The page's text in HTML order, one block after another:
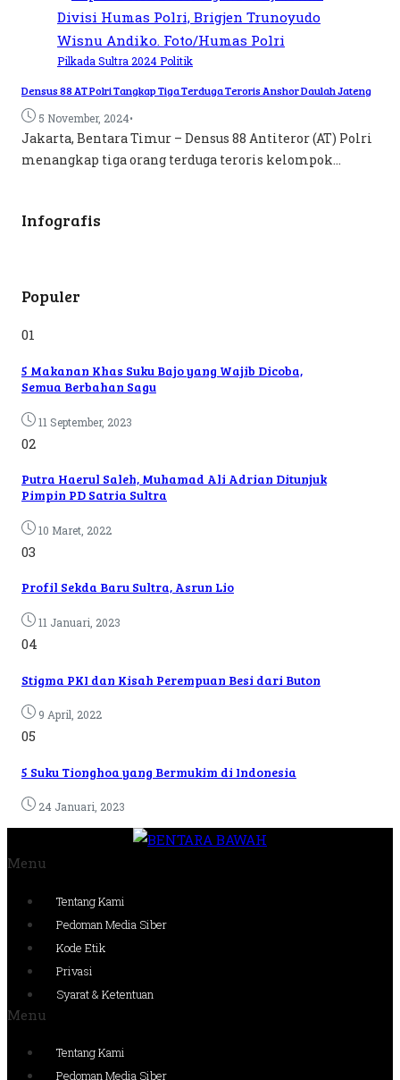
Pilkada Sultra 2024Politik
Densus 88 AT Polri Tangkap Tiga Terduga Teroris Anshor Daulah Jateng
5 November, 2024•
Jakarta, Bentara Timur – Densus 88 Antiteror (AT) Polri
menangkap tiga orang terduga teroris kelompok...
Infografis
Populer
01
5 Makanan Khas Suku Bajo yang Wajib Dicoba,
Semua Berbahan Sagu
11 September, 2023
02
Putra Haerul Saleh, Muhamad Ali Adrian Ditunjuk
Pimpin PD Satria Sultra
10 Maret, 2022
03
Profil Sekda Baru Sultra, Asrun Lio
11 Januari, 2023
04
Stigma PKI dan Kisah Perempuan Besi dari Buton
9 April, 2022
05
5 Suku Tionghoa yang Bermukim di Indonesia
24 Januari, 2023
Menu
Tentang Kami
Pedoman Media Siber
Kode Etik
Privasi
Syarat & Ketentuan
Menu
Tentang Kami
Pedoman Media Siber